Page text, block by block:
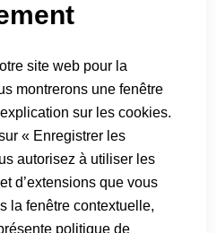
site web pour la
montrerons une fenêtre
sur les cookies.
« Enregistrer les
autorisez à utiliser les
d’extensions que vous
la fenêtre contextuelle,
politique de